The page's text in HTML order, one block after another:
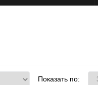
Показать по: